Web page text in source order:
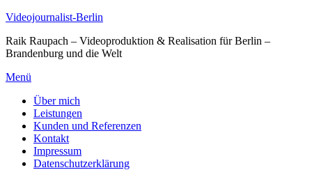
Zum
springen
Videojournalist-Berlin
Raik Raupach – Videoproduktion & Realisation für Berlin –
Brandenburg und die Welt
Menü
Über mich
Leistungen
Kunden und Referenzen
Kontakt
Impressum
Datenschutzerklärung